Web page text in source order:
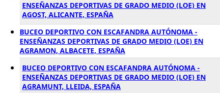
ENSEÑANZAS DEPORTIVAS DE GRADO MEDIO (LOE) EN
AGOST, ALICANTE, ESPAÑA
BUCEO DEPORTIVO CON ESCAFANDRA AUTÓNOMA -
ENSEÑANZAS DEPORTIVAS DE GRADO MEDIO (LOE) EN
AGRAMON, ALBACETE, ESPAÑA
BUCEO DEPORTIVO CON ESCAFANDRA AUTÓNOMA -
ENSEÑANZAS DEPORTIVAS DE GRADO MEDIO (LOE) EN
AGRAMUNT, LLEIDA, ESPAÑA